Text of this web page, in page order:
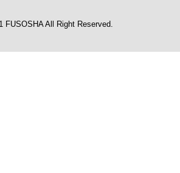
FUSOSHA All Right Reserved.